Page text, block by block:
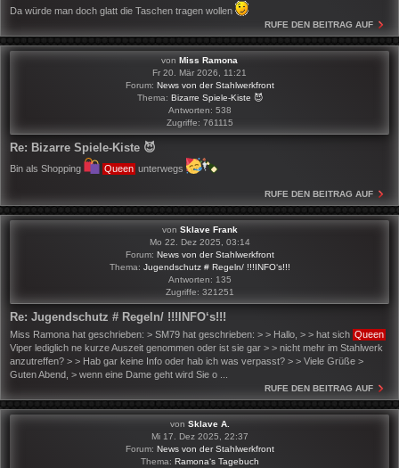
Da würde man doch glatt die Taschen tragen wollen
RUFE DEN BEITRAG AUF
von Miss Ramona
Fr 20. Mär 2026, 11:21
Forum: News von der Stahlwerkfront
Thema: Bizarre Spiele-Kiste 😈
Antworten: 538
Zugriffe: 761115
Re: Bizarre Spiele-Kiste 😈
Bin als Shopping Queen unterwegs
RUFE DEN BEITRAG AUF
von Sklave Frank
Mo 22. Dez 2025, 03:14
Forum: News von der Stahlwerkfront
Thema: Jugendschutz # Regeln/ !!!INFO‘s!!!
Antworten: 135
Zugriffe: 321251
Re: Jugendschutz # Regeln/ !!!INFO‘s!!!
Miss Ramona hat geschrieben: > SM79 hat geschrieben: > > Hallo, > > hat sich Queen
Viper lediglich ne kurze Auszeit genommen oder ist sie gar > > nicht mehr im Stahlwerk
anzutreffen? > > Hab gar keine Info oder hab ich was verpasst? > > Viele Grüße >
Guten Abend, > wenn eine Dame geht wird Sie o ...
RUFE DEN BEITRAG AUF
von Sklave A.
Mi 17. Dez 2025, 22:37
Forum: News von der Stahlwerkfront
Thema: Ramona‘s Tagebuch